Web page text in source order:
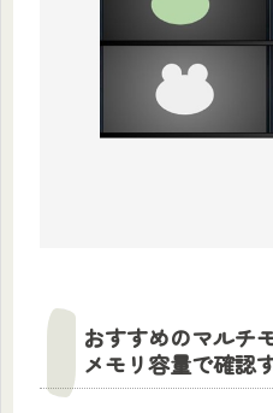
おすすめのマルチ
メモリ容量で確認